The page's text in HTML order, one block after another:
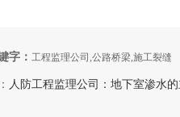
字： 工程监理公司,公路桥梁,施工裂缝
人防工程监理公司：地下室渗水